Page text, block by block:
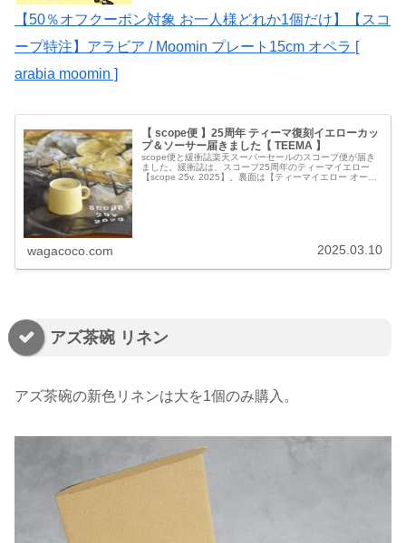
【50％オフクーポン対象 お一人様どれか1個だけ】【スコ
ープ特注】アラビア / Moomin プレート15cm オペラ [
arabia moomin ]
【 scope便 】25周年 ティーマ復刻イエローカッ
プ＆ソーサー届きました【 TEEMA 】
scope便と緩衝誌楽天スーパーセールのスコープ便が届き
ました。緩衝誌は、スコープ25周年のティーマイエロー
【scope 25v. 2025】。裏面は【ティーマイエロー オール
wagacoco.com 2025.03.10
アズ茶碗 リネン
アズ茶碗の新色リネンは大を1個のみ購入。